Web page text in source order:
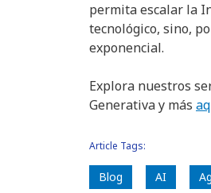
permita escalar la
tecnológico, sino,
exponencial.
Explora nuestros
Generativa y más
Article Tags:
Blog AI